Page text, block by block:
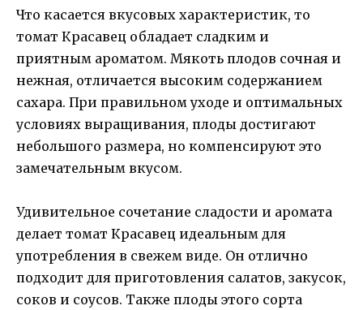
Что касается вкусовых характеристик, то
томат Красавец обладает сладким и
приятным ароматом. Мякоть плодов сочная и
нежная, отличается высоким содержанием
сахара. При правильном уходе и оптимальных
условиях выращивания, плоды достигают
небольшого размера, но компенсируют это
замечательным вкусом.
Удивительное сочетание сладости и аромата
делает томат Красавец идеальным для
употребления в свежем виде. Он отлично
подходит для приготовления салатов, закусок,
соков и соусов. Также плоды этого сорта